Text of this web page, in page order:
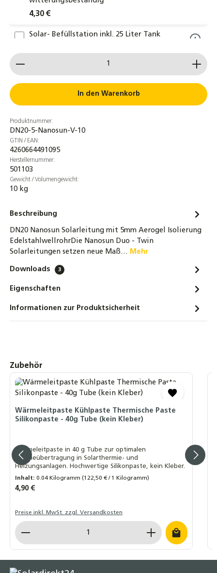
4,30 €
Solar- Befüllstation inkl. 25 Liter Tank
Edelstahlwellrohr Solarleitung
4er Set Schrumpfschlauch DN20 grau
4,90 €
32-tlg. Montage-Set für Wellrohre DN16 &
DN20 – Bördelwerkzeug, Rohrabschneider &
4er-Set 1 Zoll Überwurfmuttern DN20
Edelstahlwellrohr + Segmentringe &
Schnellverschraubung Schnellkupplung für
20,90 €
Winkel-Verschraubung 90° DN20 auf 22mm
12,90 €
Produkt Anzahl: Gib den gewünschten Wert ein
In den Warenkorb
Produktnummer:
DN20-5-Nanosun-V-10
GTIN / EAN:
4260664491095
Herstellernummer:
501103
Gewicht / Volumengewicht:
10 kg
Beschreibung
DN20 Nanosun Solarleitung mit 5mm Aerogel Isolierung
EdelstahlwellrohrDie Nanosun Duo - Twin
Solarleitungen setzen neue Maß… Mehr
Downloads 3
Eigenschaften
Informationen zur Produktsicherheit
Produktgalerie überspringen
Zubehör
Wärmeleitpaste Kühlpaste Thermische Paste
Silikonpaste - 40g Tube (kein Kleber)
Wärmeleitpaste in 40 g Tube zur optimalen
Wärmeübertragung in Solarthermie- und
Heizungsanlagen. Hochwertige Silikonpaste, kein Kleber.
Inhalt:0.04 Kilogramm(122,50 € / 1 Kilogramm)
Regulärer Preis:
4,90 €
Preise inkl. MwSt. zzgl. Versandkosten
Produkt Anzahl: Gib den gewünschten Wert